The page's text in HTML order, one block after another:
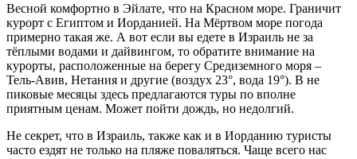
Весной комфортно в Эйлате, что на Красном море. Граничит
курорт с Египтом и Иорданией. На Мёртвом море погода
примерно такая же. А вот если вы едете в Израиль не за
тёплыми водами и дайвингом, то обратите внимание на
курорты, расположенные на берегу Средиземного моря –
Тель-Авив, Нетания и другие (воздух 23°, вода 19°). В не
пиковые месяцы здесь предлагаются туры по вполне
приятным ценам. Может пойти дождь, но недолгий.
Не секрет, что в Израиль, также как и в Иорданию туристы
часто ездят не только на пляже поваляться. Чаще всего нас